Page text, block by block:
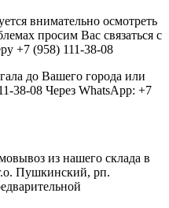
внимательно осмотреть
просим Вас связаться с
+7 (958) 111-38-08
до Вашего города или
38-08 Через WhatsApp: +7
из нашего склада в
Пушкинский, рп.